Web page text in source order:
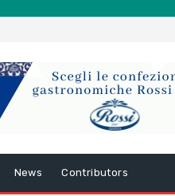
News Contributors